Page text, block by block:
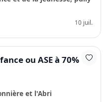
10 juil.
ou ASE à 70%
et l'Abri